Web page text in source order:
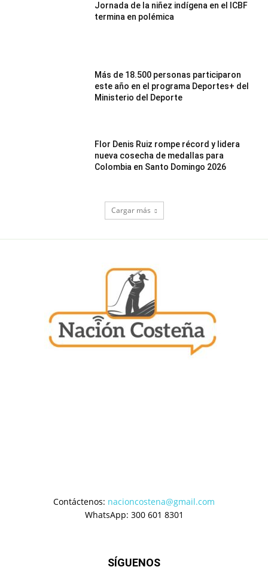
Jornada de la niñez indígena en el ICBF
termina en polémica
Más de 18.500 personas participaron
este año en el programa Deportes+ del
Ministerio del Deporte
Flor Denis Ruiz rompe récord y lidera
nueva cosecha de medallas para
Colombia en Santo Domingo 2026
Cargar más
Contáctenos: nacioncostena@gmail.com
WhatsApp: 300 601 8301
SÍGUENOS